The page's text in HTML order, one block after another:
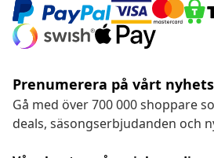
Prenumerera på vårt
Gå med över 700 000 shoppare
deals, säsongserbjudanden och